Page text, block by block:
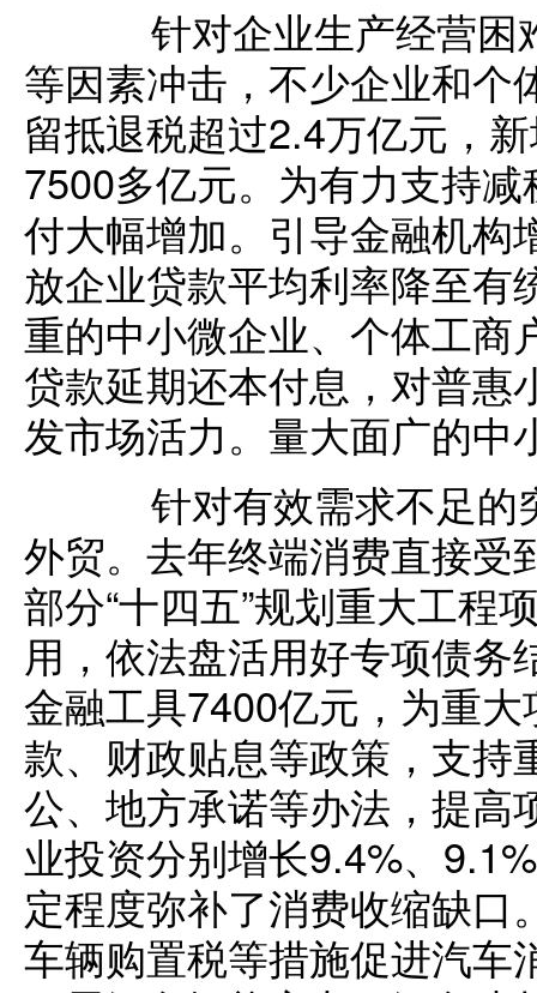
针对企业生产经营困
等因素冲击，不少企业和个
留抵退税超过2.4万亿元，
7500多亿元。为有力支持
付大幅增加。引导金融机构
放企业贷款平均利率降至
重的中小微企业、个体工商
贷款延期还本付息，对普惠
发市场活力。量大面广的中
针对有效需求不足的
外贸。去年终端消费直接受
部分“十四五”规划重大工程
用，依法盘活用好专项债
金融工具7400亿元，为重
款、财政贴息等政策，支持
公、地方承诺等办法，提高
业投资分别增长9.4%、
定程度弥补了消费收缩缺
车辆购置税等措施促进汽车